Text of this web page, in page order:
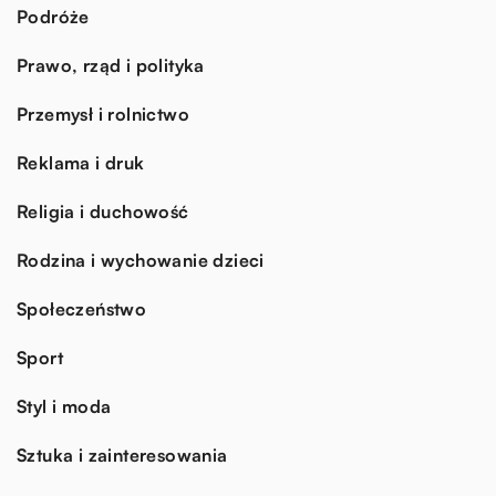
Podróże
Prawo, rząd i polityka
Przemysł i rolnictwo
Reklama i druk
Religia i duchowość
Rodzina i wychowanie dzieci
Społeczeństwo
Sport
Styl i moda
Sztuka i zainteresowania